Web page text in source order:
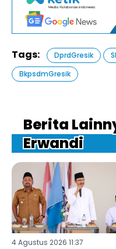
Tags: DprdGresik
BkpsdmGresik
Berita
Erwandi
4 Agustus 2026 11:37